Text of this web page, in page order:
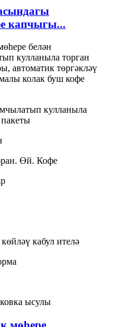
капчыгы...
кулланыла
Өй. Кофе
кабул ителә
ысулы